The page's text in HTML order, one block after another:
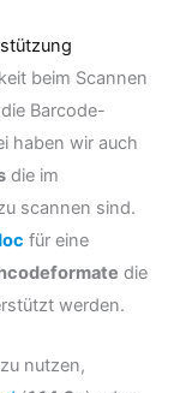
beim Scannen
Barcode-
haben wir auch
die im
scannen sind.
für eine
die
werden.
nutzen,